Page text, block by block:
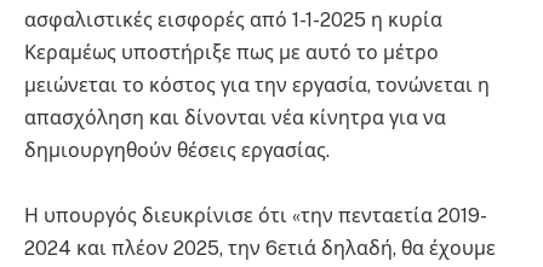
ασφαλιστικές εισφορές από 1-1-2025 η κυρία
Κεραμέως υποστήριξε πως με αυτό το μέτρο
μειώνεται το κόστος για την εργασία, τονώνεται η
απασχόληση και δίνονται νέα κίνητρα για να
δημιουργηθούν θέσεις εργασίας.
Η υπουργός διευκρίνισε ότι «την πενταετία 2019-
2024 και πλέον 2025, την 6ετιά δηλαδή, θα έχουμε